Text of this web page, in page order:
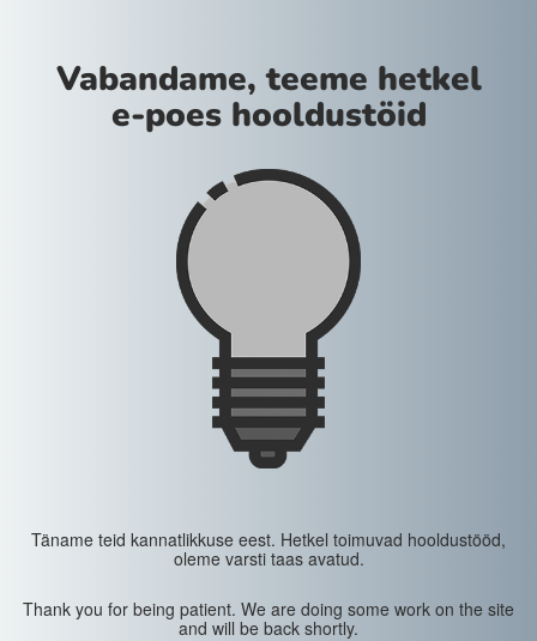
Vabandame, teeme hetkel
e-poes hooldustöid
Täname teid kannatlikkuse eest. Hetkel toimuvad hooldustööd,
oleme varsti taas avatud.
Thank you for being patient. We are doing some work on the site
and will be back shortly.